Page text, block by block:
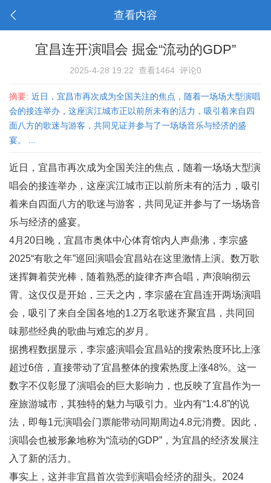
查看内容
宜昌连开演唱会 掘金“流动的GDP”
2025-4-28 19:22 查看1464 评论0
摘要: 近日，宜昌市再次成为全国关注的焦点，随着一场场大型演唱
会的接连举办，这座滨江城市正以前所未有的活力，吸引着来自四
面八方的歌迷与游客，共同见证并参与了一场场音乐与经济的盛
宴。 ...
近日，宜昌市再次成为全国关注的焦点，随着一场场大型演
唱会的接连举办，这座滨江城市正以前所未有的活力，吸引
着来自四面八方的歌迷与游客，共同见证并参与了一场场音
乐与经济的盛宴。
4月20日晚，宜昌市奥体中心体育馆内人声鼎沸，李宗盛
2025“有歌之年”巡回演唱会宜昌站在这里激情上演。数万歌
迷挥舞着荧光棒，随着熟悉的旋律齐声合唱，声浪响彻云
霄。这仅仅是开始，三天之内，李宗盛在宜昌连开两场演唱
会，吸引了来自全国各地的1.2万名歌迷齐聚宜昌，共同回
味那些经典的歌曲与难忘的岁月。
据携程数据显示，李宗盛演唱会宜昌站的搜索热度环比上涨
超过6倍，直接带动了宜昌整体的搜索热度上涨48%。这一
数字不仅彰显了演唱会的巨大影响力，也反映了宜昌作为一
座旅游城市，其独特的魅力与吸引力。业内有“1:4.8”的说
法，即每1元演唱会门票能带动同期周边4.8元消费。因此，
演唱会也被形象地称为“流动的GDP”，为宜昌的经济发展注
入了新的活力。
事实上，这并非宜昌首次尝到演唱会经济的甜头。2024